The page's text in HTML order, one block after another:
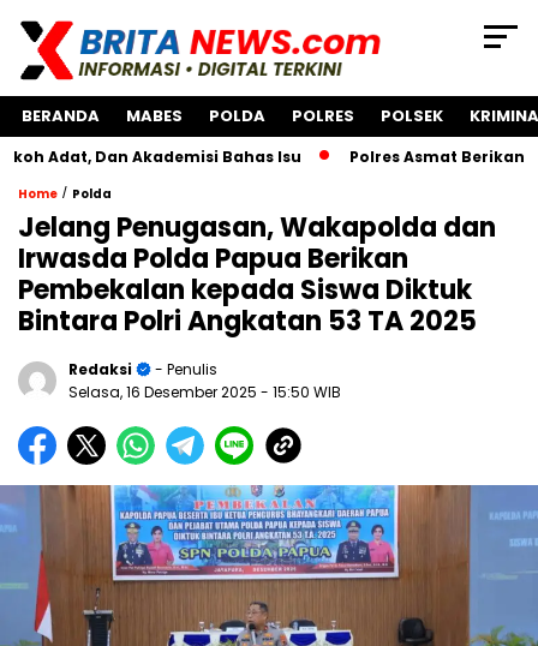
BERANDA MABES POLDA POLRES POLSEK
Akademisi Bahas Isu Polres Asmat Berikan Bantuan
Home / Polda
Jelang Penugasan, Wakapolda dan
Irwasda Polda Papua Berikan
Pembekalan kepada Siswa Diktuk
Bintara Polri Angkatan 53 TA 2025
Redaksi
- Penulis
Selasa, 16 Desember 2025 - 15:50 WIB